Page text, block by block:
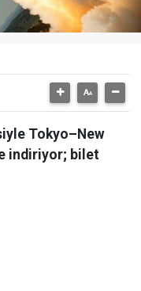
Tokyo–New
indiriyor; bilet